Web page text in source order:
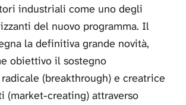
industriali come uno degli
del nuovo programma. Il
la definitiva grande novità,
obiettivo il sostegno
radicale (breakthrough) e creatrice
(market-creating) attraverso